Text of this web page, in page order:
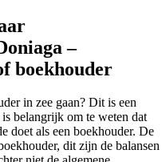
–
boekhouder
in zee gaan? Dit is een
belangrijk om te weten dat
doet als een boekhouder. De
dit zijn de balansen